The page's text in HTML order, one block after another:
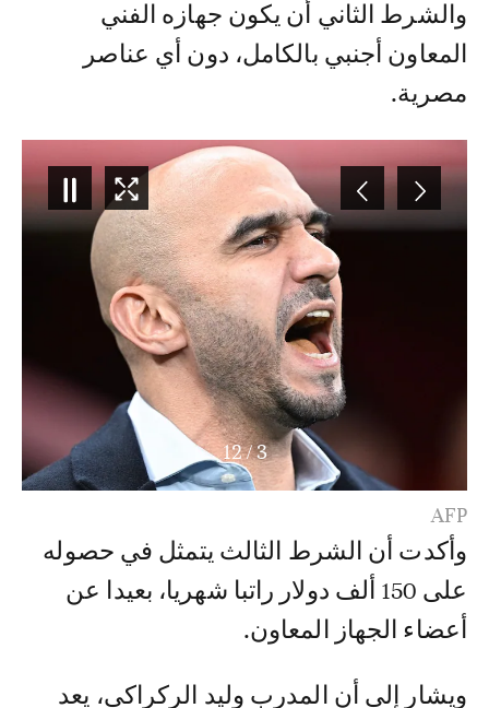
والشرط الثاني أن يكون جهازه الفني
المعاون أجنبي بالكامل، دون أي عناصر
مصرية.
4
/
12
AFP
وأكدت أن الشرط الثالث يتمثل في حصوله
على 150 ألف دولار راتبا شهريا، بعيدا عن
أعضاء الجهاز المعاون.
ويشار إلى أن المدرب وليد الركراكي، يعد